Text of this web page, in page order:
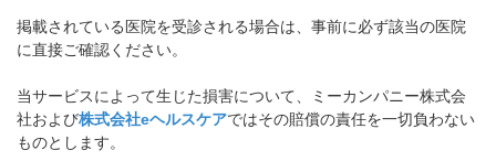
掲載されている医院を受診される場合は、事前に必ず該当の医院
に直接ご確認ください。
当サービスによって生じた損害について、ミーカンパニー株式会
社および株式会社eヘルスケアではその賠償の責任を一切負わない
ものとします。